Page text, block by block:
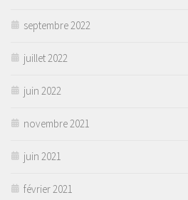
septembre 2022
juillet 2022
juin 2022
novembre 2021
juin 2021
février 2021